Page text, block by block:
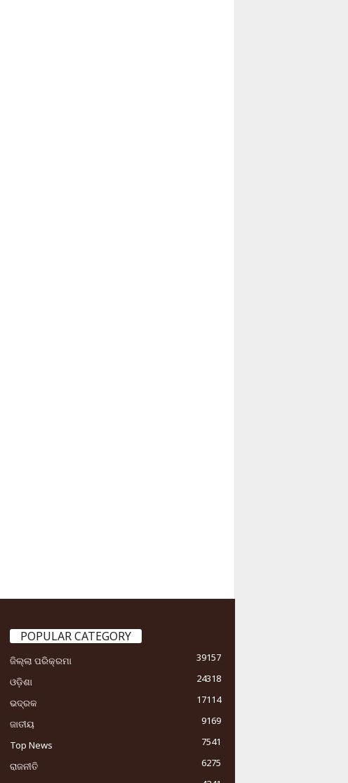
POPULAR CATEGORY
ଜିଲ୍ଲା ପରିକ୍ରମା
39157
ଓଡ଼ିଶା
24318
ଭଦ୍ରକ
17114
ଜାତୀୟ
9169
Top News
7541
ରାଜନୀତି
6275